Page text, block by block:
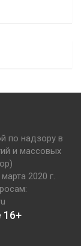
по надзору в
и массовых
2020 г.
16+